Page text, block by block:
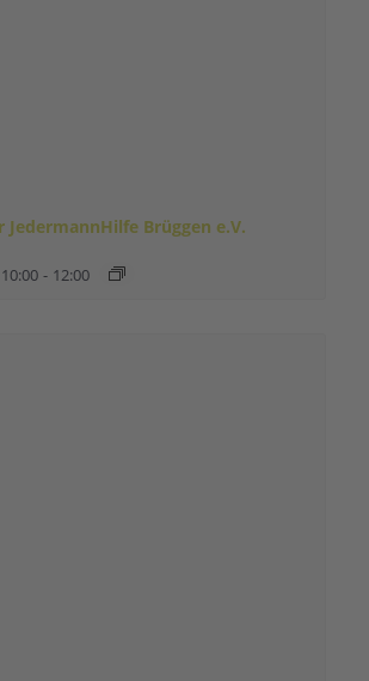
JedermannHilfe Brüggen e.V.
- 12:00